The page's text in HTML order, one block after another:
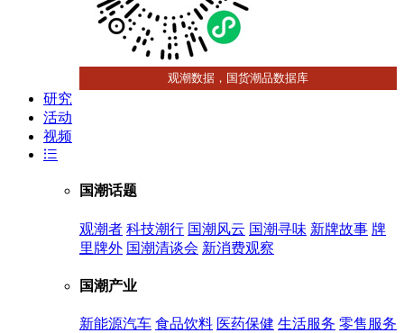
观潮数据，国货潮品数据库
研究
活动
视频
国潮话题
观潮者 科技潮行 国潮风云 国潮寻味 新牌故事 牌
里牌外 国潮清谈会 新消费观察
国潮产业
新能源汽车 食品饮料 医药保健 生活服务 零售服务